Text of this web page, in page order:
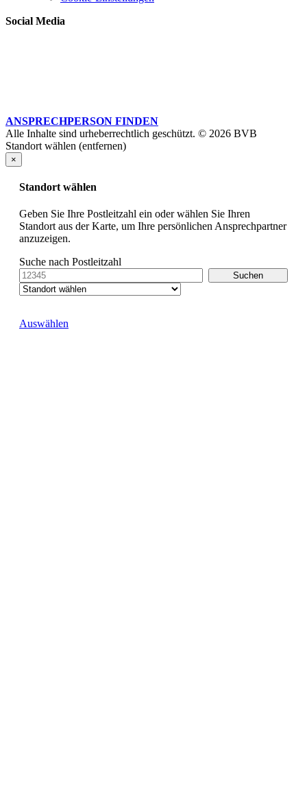
Social Media
ANSPRECHPERSON FINDEN
Alle Inhalte sind urheberrechtlich geschützt. © 2026 BVB
Standort wählen (entfernen)
×
Standort wählen
Geben Sie Ihre Postleitzahl ein oder wählen Sie Ihren
Standort aus der Karte, um Ihre persönlichen Ansprechpartner
anzuzeigen.
Suche nach Postleitzahl
Auswählen